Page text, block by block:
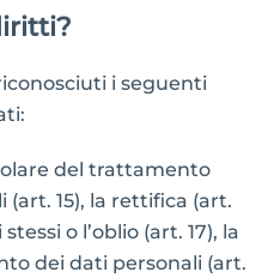
i seguenti
del trattamento
(art. 15), la rettifica (art.
o l’oblio (art. 17), la
dei dati personali (art.